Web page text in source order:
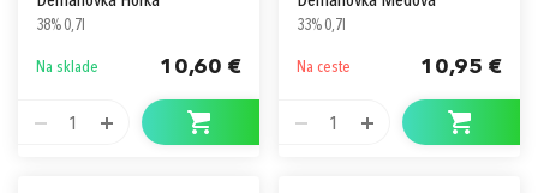
38% 0,7l
Na sklade 10,60 €
1
33% 0,7l
Na ceste 10,95 €
1